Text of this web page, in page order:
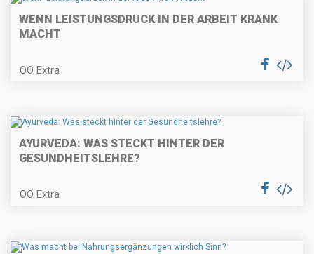
WENN LEISTUNGSDRUCK IN DER ARBEIT KRANK
MACHT
OÖ Extra
AYURVEDA: WAS STECKT HINTER DER
GESUNDHEITSLEHRE?
OÖ Extra